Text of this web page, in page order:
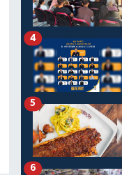
4
5
6